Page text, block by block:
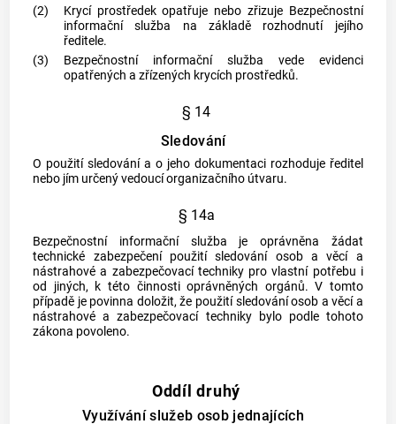
(2)
Krycí prostředekopatřuje nebo zřizuje Bezpečnostní
informační služba na základě rozhodnutí jejího
ředitele.
(3)
Bezpečnostní informační služba vede evidenci
opatřených a zřízených krycích prostředků.
§ 14
Sledování
O použití sledování a o jeho dokumentaci rozhoduje ředitel
nebo jím určený vedoucí organizačního útvaru.
§ 14a
Bezpečnostní informační služba je oprávněna žádat
technické zabezpečení použití sledování osob a věcí a
nástrahové a zabezpečovací techniky pro vlastní potřebu i
od jiných, k této činnosti oprávněných orgánů. V tomto
případě je povinna doložit, že použití sledování osob a věcí a
nástrahové a zabezpečovací techniky bylo podle tohoto
zákona povoleno.
Oddíl druhý
Využívání služeb osob jednajících